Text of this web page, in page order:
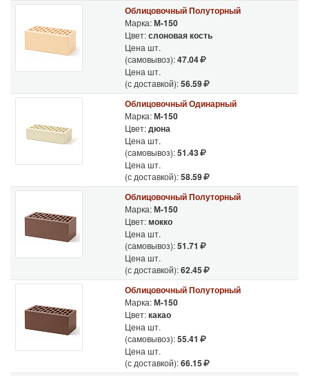
С помощью этого уникального материала, строители не
только избавляются от необходимости утеплять здание, но и
значительно экономят на возведении фундамента.
Облицовочный Полуторный
Марка:М-150
Цвет:слоновая кость
Цена шт.
(самовывоз):47.04
Цена шт.
(с доставкой):56.59
Облицовочный Одинарный
Марка:М-150
Цвет:дюна
Цена шт.
(самовывоз):51.43
Цена шт.
(с доставкой):58.59
Облицовочный Полуторный
Марка:М-150
Цвет:мокко
Цена шт.
(самовывоз):51.71
Цена шт.
(с доставкой):62.45
Облицовочный Полуторный
Марка:М-150
Цвет:какао
Цена шт.
(самовывоз):55.41
Цена шт.
(с доставкой):66.15